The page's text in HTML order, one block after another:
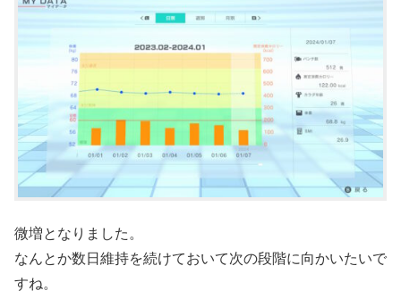
微増となりました。
なんとか数日維持を続けておいて次の段階に向かいたいで
すね。